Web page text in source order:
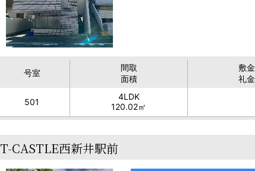
号室
間取
面積
敷金
礼金
501
4LDK
120.02㎡
T-CASTLE西新井駅前